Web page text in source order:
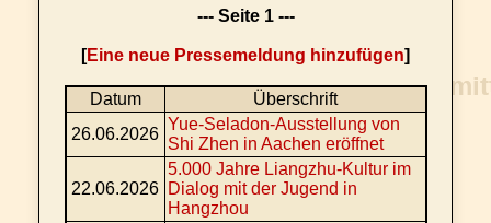
--- Seite 1 ---
[Eine neue Pressemeldung hinzufügen]
Datum
Überschrift
26.06.2026
Yue-Seladon-Ausstellung von
Shi Zhen in Aachen eröffnet
22.06.2026
5.000 Jahre Liangzhu-Kultur im
Dialog mit der Jugend in
Hangzhou